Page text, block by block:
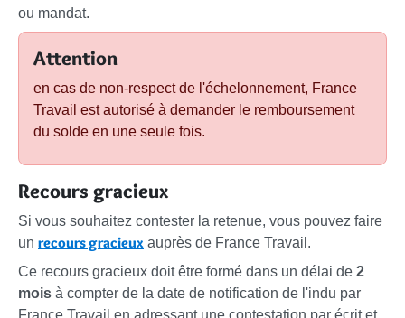
ou mandat.
Attention
en cas de non-respect de l'échelonnement, France
Travail est autorisé à demander le remboursement
du solde en une seule fois.
Recours gracieux
Si vous souhaitez contester la retenue, vous pouvez faire
un recours gracieux auprès de France Travail.
Ce recours gracieux doit être formé dans un délai de 2
mois à compter de la date de notification de l'indu par
France Travail en adressant une contestation par écrit et